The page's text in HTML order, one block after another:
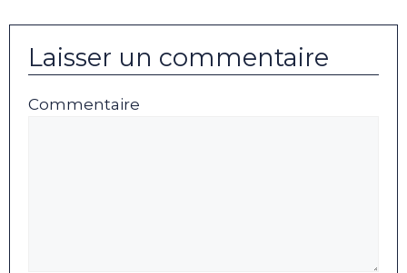
Laisser un commentaire
Commentaire